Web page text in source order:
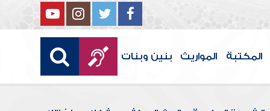
المكتبة المواريث بنين وبنات